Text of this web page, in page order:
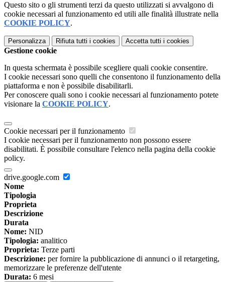
Questo sito o gli strumenti terzi da questo utilizzati si avvalgono di
cookie necessari al funzionamento ed utili alle finalità illustrate nella
COOKIE POLICY.
Personalizza Rifiuta tutti i cookies Accetta tutti i cookies
Gestione cookie
In questa schermata è possibile scegliere quali cookie consentire.
I cookie necessari sono quelli che consentono il funzionamento della
piattaforma e non è possibile disabilitarli.
Per conoscere quali sono i cookie necessari al funzionamento potete
visionare la COOKIE POLICY.
Cookie necessari per il funzionamento
I cookie necessari per il funzionamento non possono essere
disabilitati. È possibile consultare l'elenco nella pagina della cookie
policy.
drive.google.com
Nome
Tipologia
Proprieta
Descrizione
Durata
Nome: NID
Tipologia: analitico
Proprieta: Terze parti
Descrizione: per fornire la pubblicazione di annunci o il retargeting,
memorizzare le preferenze dell'utente
Durata: 6 mesi